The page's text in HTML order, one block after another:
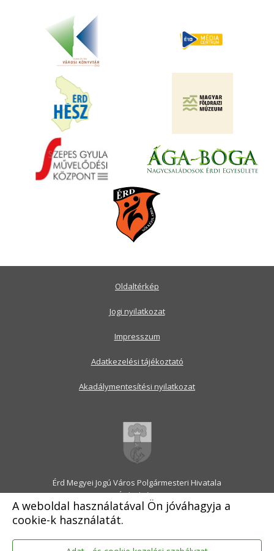
A weboldal használatával Ön jóváhagyja a
cookie-k használatát.
Érd Megyei Jogú Város Polgármesteri Hivatala
2030 Érd, Alsó utca 1.
Levélcím: 2031 Érd, Pf.: 31
E-mail:onkormanyzat@erd.hu
Telefonközpont:06-23-522-300
Oldaltérkép
Jogi nyilatkozat
Impresszum
Adatkezelési tájékoztató
Akadálymentesítési nyilatkozat